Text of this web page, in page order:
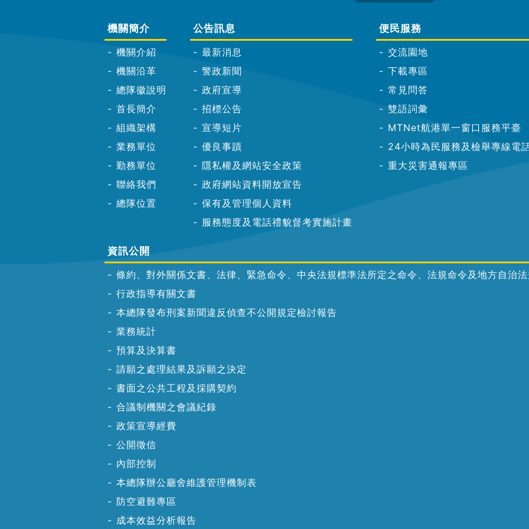
機關簡介
機關介紹
機關沿革
總隊徽說明
首長簡介
組織架構
業務單位
勤務單位
聯絡我們
總隊位置
公告訊息
最新消息
警政新聞
政府宣導
招標公告
宣導短片
優良事蹟
隱私權及網站安全政策
政府網站資料開放宣告
保有及管理個人資料
服務態度及電話禮貌督考實施計畫
便民服務
交流園地
下載專區
常見問答
雙語詞彙
MTNet航港單一窗口服務平臺
24小時為民服務及檢舉專線電
重大災害通報專區
資訊公開
條約、對外關係文書、法律、緊急命令、中央法規標準法所定之命令、法規命令及地方自治
行政指導有關文書
本總隊發布刑案新聞違反偵查不公開規定檢討報告
業務統計
預算及決算書
請願之處理結果及訴願之決定
書面之公共工程及採購契約
合議制機關之會議紀錄
政策宣導經費
公開徵信
內部控制
本總隊辦公廳舍維護管理機制表
防空避難專區
成本效益分析報告